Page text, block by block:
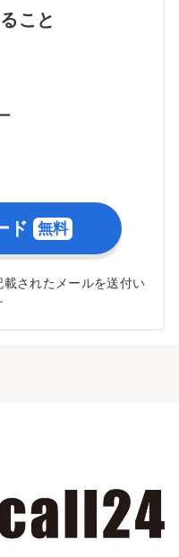
こと
ド
されたメールを送付い